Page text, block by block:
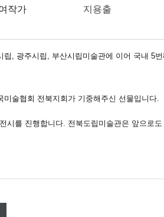
작가 지용출
, 광주시립, 부산시립미술관에 이어 국내 5
술협회 전북지회가 기중해주신 선물입니다.
시를 진행합니다. 전북도립미술관은 앞으로